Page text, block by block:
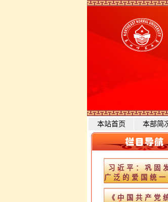
本站首页 本部简
习近平：巩固
广泛的爱国统
《中国共产党